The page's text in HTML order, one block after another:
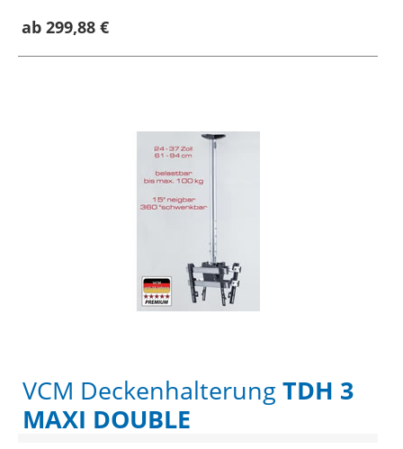
ab 299,88 €
VCM DeckenhalterungTDH 3
MAXI DOUBLE